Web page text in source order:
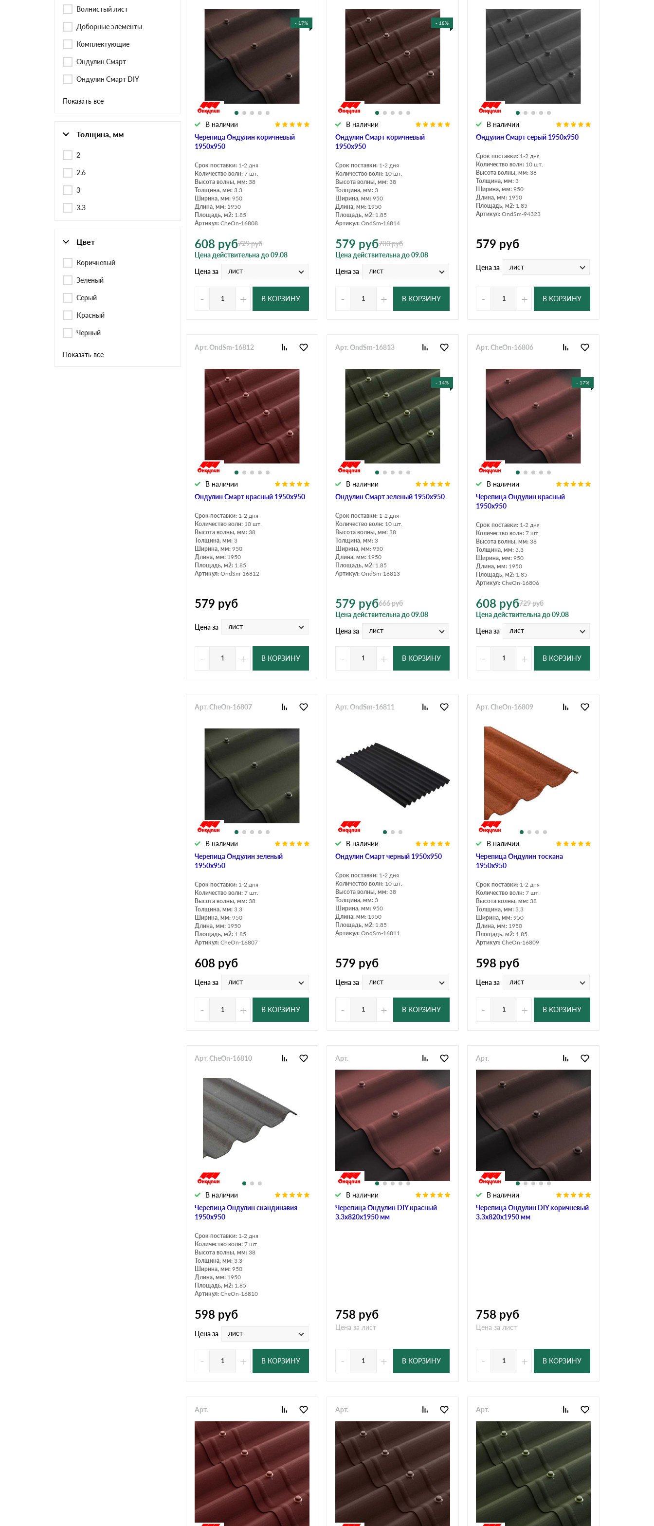
Шифер плоский Шифер для грядок
Шифер 7-волновой
Волнистый лист
Доборные элементы
Комплектующие
Ондулин Смарт
Ондулин Смарт DIY
Показать все
Толщина, мм
2
2.6
3
3.3
Цвет
Коричневый
Зеленый
Серый
Красный
Черный
Показать все
- 17%
Черепица Ондулин коричневый
1950х950
В наличии
Срок поставки: 1-2 дня
Количество волн: 7 шт.
Высота волны, мм: 38
Толщина, мм: 3.3
Ширина, мм: 950
Длина, мм: 1950
Площадь, м2: 1.85
Артикул: CheOn-16808
608 руб729руб
Цена действительна до 09.08
Цена за лист
- + В КОРЗИНУ
- 18%
Ондулин Смарт коричневый
1950х950
В наличии
Срок поставки: 1-2 дня
Количество волн: 10 шт.
Высота волны, мм: 38
Толщина, мм: 3
Ширина, мм: 950
Длина, мм: 1950
Площадь, м2: 1.85
Артикул: OndSm-16814
579 руб700руб
Цена действительна до 09.08
Цена за лист
- + В КОРЗИНУ
Ондулин Смарт серый 1950х950
В наличии
Срок поставки: 1-2 дня
Количество волн: 10 шт.
Высота волны, мм: 38
Толщина, мм: 3
Ширина, мм: 950
Длина, мм: 1950
Площадь, м2: 1.85
Артикул: OndSm-94323
579 руб
Цена за лист
- + В КОРЗИНУ
Ондулин Смарт красный 1950х950
В наличии
Арт. OndSm-16812
Срок поставки: 1-2 дня
Количество волн: 10 шт.
Высота волны, мм: 38
Толщина, мм: 3
Ширина, мм: 950
Длина, мм: 1950
Площадь, м2: 1.85
Артикул: OndSm-16812
579 руб
Цена за лист
- + В КОРЗИНУ
- 14%
Ондулин Смарт зеленый 1950х950
В наличии
Арт. OndSm-16813
Срок поставки: 1-2 дня
Количество волн: 10 шт.
Высота волны, мм: 38
Толщина, мм: 3
Ширина, мм: 950
Длина, мм: 1950
Площадь, м2: 1.85
Артикул: OndSm-16813
579 руб666руб
Цена действительна до 09.08
Цена за лист
- + В КОРЗИНУ
- 17%
Черепица Ондулин красный
1950х950
В наличии
Арт. CheOn-16806
Срок поставки: 1-2 дня
Количество волн: 7 шт.
Высота волны, мм: 38
Толщина, мм: 3.3
Ширина, мм: 950
Длина, мм: 1950
Площадь, м2: 1.85
Артикул: CheOn-16806
608 руб729руб
Цена действительна до 09.08
Цена за лист
- + В КОРЗИНУ
Черепица Ондулин зеленый
1950х950
В наличии
Арт. CheOn-16807
Срок поставки: 1-2 дня
Количество волн: 7 шт.
Высота волны, мм: 38
Толщина, мм: 3.3
Ширина, мм: 950
Длина, мм: 1950
Площадь, м2: 1.85
Артикул: CheOn-16807
608 руб
Цена за лист
- + В КОРЗИНУ
Ондулин Смарт черный 1950х950
В наличии
Арт. OndSm-16811
Срок поставки: 1-2 дня
Количество волн: 10 шт.
Высота волны, мм: 38
Толщина, мм: 3
Ширина, мм: 950
Длина, мм: 1950
Площадь, м2: 1.85
Артикул: OndSm-16811
579 руб
Цена за лист
- + В КОРЗИНУ
Черепица Ондулин тоскана
1950х950
В наличии
Арт. CheOn-16809
Срок поставки: 1-2 дня
Количество волн: 7 шт.
Высота волны, мм: 38
Толщина, мм: 3.3
Ширина, мм: 950
Длина, мм: 1950
Площадь, м2: 1.85
Артикул: CheOn-16809
598 руб
Цена за лист
- + В КОРЗИНУ
Черепица Ондулин cкандинавия
1950х950
В наличии
Арт. CheOn-16810
Срок поставки: 1-2 дня
Количество волн: 7 шт.
Высота волны, мм: 38
Толщина, мм: 3.3
Ширина, мм: 950
Длина, мм: 1950
Площадь, м2: 1.85
Артикул: CheOn-16810
598 руб
Цена за лист
- + В КОРЗИНУ
Черепица Ондулин DIY красный
3.3х820х1950 мм
В наличии
Арт.
758 руб
Цена за лист
- + В КОРЗИНУ
Черепица Ондулин DIY коричневый
3.3х820х1950 мм
В наличии
Арт.
758 руб
Цена за лист
- + В КОРЗИНУ
Арт. Арт. Арт.